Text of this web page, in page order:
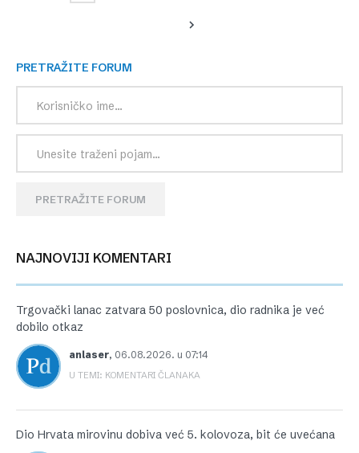
PRETRAŽITE FORUM
PRETRAŽITE FORUM
NAJNOVIJI KOMENTARI
Trgovački lanac zatvara 50 poslovnica, dio radnika je već
dobilo otkaz
anlaser, 06.08.2026. u 07:14
U TEMI: KOMENTARI ČLANAKA
Dio Hrvata mirovinu dobiva već 5. kolovoza, bit će uvećana